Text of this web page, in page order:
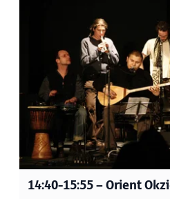
atmosphärische
mit der schönen
vorbeiziehende
Außerdem begleiten
Tiroler
Annina Wachter, die
Waldstraßenbahn
klaren und
verzaubern sie die
Fahrt zu einem
14:40-15:55– Orient